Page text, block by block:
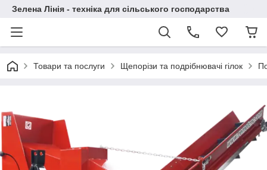
Зелена Лінія - техніка для сільського господарства
Товари та послуги Щепорізи та подрібнювачі гілок